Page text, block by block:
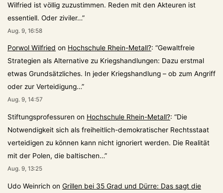
Wilfried ist völlig zuzustimmen. Reden mit den Akteuren ist
essentiell. Oder ziviler…”
Aug. 9, 16:58
Porwol Wilfried on Hochschule Rhein-Metall?: “Gewaltfreie
Strategien als Alternative zu Kriegshandlungen: Dazu erstmal
etwas Grundsätzliches. In jeder Kriegshandlung – ob zum Angriff
oder zur Verteidigung…”
Aug. 9, 14:57
Stiftungsprofessuren on Hochschule Rhein-Metall?: “Die
Notwendigkeit sich als freiheitlich-demokratischer Rechtsstaat
verteidigen zu können kann nicht ignoriert werden. Die Realität
mit der Polen, die baltischen…”
Aug. 9, 13:25
Udo Weinrich on Grillen bei 35 Grad und Dürre: Das sagt die